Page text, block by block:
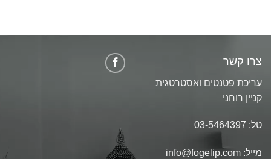
צרו קשר
עריכת פטנטים ואסטרטגית
קניין רוחני
טל: 03-5464397
מייל: info@fogelip.com